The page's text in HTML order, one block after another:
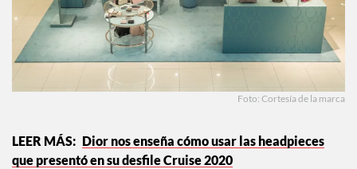
Foto: Cortesía de la marca
Dior nos enseña cómo usar las headpieces
que presentó en su desfile Cruise 2020